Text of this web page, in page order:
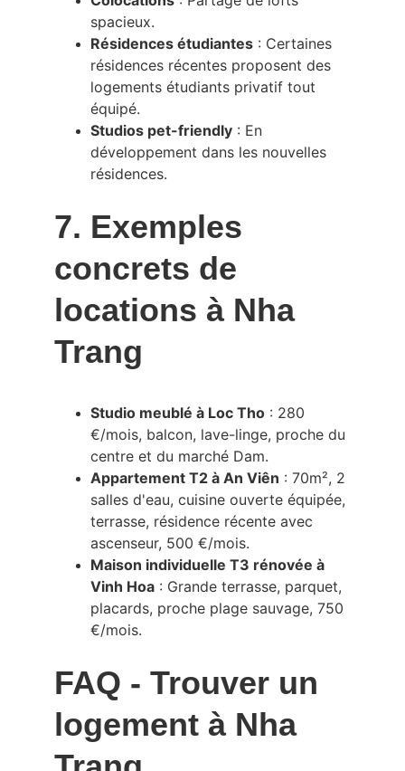
spacieux.
Résidences étudiantes : Certaines
résidences récentes proposent des
logements étudiants privatif tout
équipé.
Studios pet-friendly : En
développement dans les nouvelles
résidences.
7. Exemples
concrets de
locations à Nha
Trang
Studio meublé à Loc Tho : 280
€/mois, balcon, lave-linge, proche du
centre et du marché Dam.
Appartement T2 à An Viên : 70m², 2
salles d'eau, cuisine ouverte équipée,
terrasse, résidence récente avec
ascenseur, 500 €/mois.
Maison individuelle T3 rénovée à
Vinh Hoa : Grande terrasse, parquet,
placards, proche plage sauvage, 750
€/mois.
FAQ - Trouver un
logement à Nha